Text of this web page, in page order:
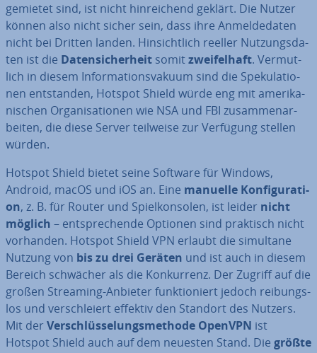
gemietet sind, ist nicht hin­rei­chend geklärt. Die Nutzer
können also nicht sicher sein, dass ihre An­mel­de­da­ten
nicht bei Dritten landen. Hin­sicht­lich reeller Nut­zungs­da­
ten ist die Da­ten­si­cher­heit somitzwei­fel­haft. Ver­mut­
lich in diesem In­for­ma­ti­ons­va­ku­um sind die Spe­ku­la­tio­
nen ent­stan­den, Hotspot Shield würde eng mit ame­ri­ka­
ni­schen Or­ga­ni­sa­tio­nen wie NSA und FBI zu­sam­men­ar­
bei­ten, die diese Server teilweise zur Verfügung stellen
würden.
Hotspot Shield bietet seine Software für Windows,
Android, macOS und iOS an. Eine manuelle Kon­fi­gu­ra­ti­
on, z. B. für Router und Spiel­kon­so­len, ist leider nicht
möglich – ent­spre­chen­de Optionen sind praktisch nicht
vorhanden. Hotspot Shield VPN erlaubt die simultane
Nutzung von bis zu drei Geräten und ist auch in diesem
Bereich schwächer als die Kon­kur­renz. Der Zugriff auf die
großen Streaming-Anbieter funk­tio­niert jedoch rei­bungs­
los und ver­schlei­ert effektiv den Standort des Nutzers.
Mit der Ver­schlüs­se­lungs­me­tho­de OpenVPN ist
Hotspot Shield auch auf dem neuesten Stand. Die größte